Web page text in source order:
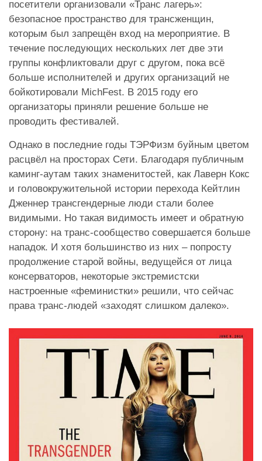
посетители организовали «Транс лагерь»:
безопасное пространство для трансженщин,
которым был запрещён вход на мероприятие. В
течение последующих нескольких лет две эти
группы конфликтовали друг с другом, пока всё
больше исполнителей и других организаций не
бойкотировали MichFest. В 2015 году его
организаторы приняли решение больше не
проводить фестивалей.
Однако в последние годы ТЭРФизм буйным цветом
расцвёл на просторах Сети. Благодаря публичным
каминг-аутам таких знаменитостей, как Лаверн Кокс
и головокружительной истории перехода Кейтлин
Дженнер трансгендерные люди стали более
видимыми. Но такая видимость имеет и обратную
сторону: на транс-сообщество совершается больше
нападок. И хотя большинство из них – попросту
продолжение старой войны, ведущейся от лица
консерваторов, некоторые экстремистски
настроенные «феминистки» решили, что сейчас
права транс-людей «заходят слишком далеко».